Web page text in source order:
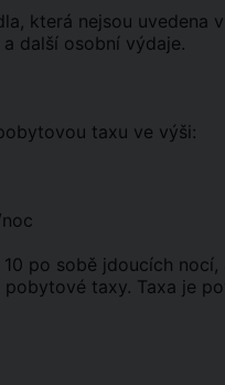
která nejsou uvedena
další osobní výdaje.
taxu ve výši:
po sobě jdoucích
taxy. Taxa je